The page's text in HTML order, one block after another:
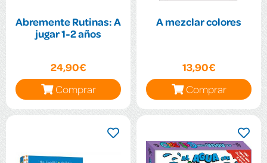
Abremente Rutinas: A
jugar 1-2 años
24,90€
Comprar
A mezclar colores
13,90€
Comprar